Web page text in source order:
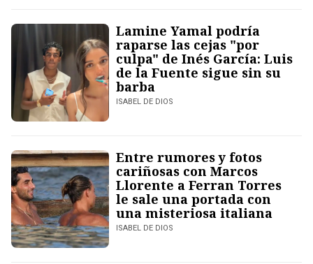
Lamine Yamal podría
raparse las cejas "por
culpa" de Inés García: Luis
de la Fuente sigue sin su
barba
ISABEL DE DIOS
Entre rumores y fotos
cariñosas con Marcos
Llorente a Ferran Torres
le sale una portada con
una misteriosa italiana
ISABEL DE DIOS